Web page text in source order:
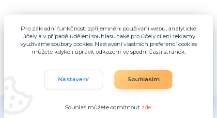
© 2026 Provaznictví Kralupy – Všechna práva vyhrazena
Eshop-rychle.cz
Pro základní funkčnost, zpříjemnění používání webu, analytické
účely a v případě udělení souhlasu také pro účely cílení reklamy
využíváme soubory cookies. Nastavení vlastních preferencí cookies
můžete kdykoli upravit odkazem ve spodní části stránek.
Nastavení Souhlasím
Souhlas můžete odmítnout zde.